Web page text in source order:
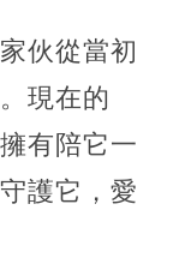
伙從當初
現在的
有陪它一
護它，愛